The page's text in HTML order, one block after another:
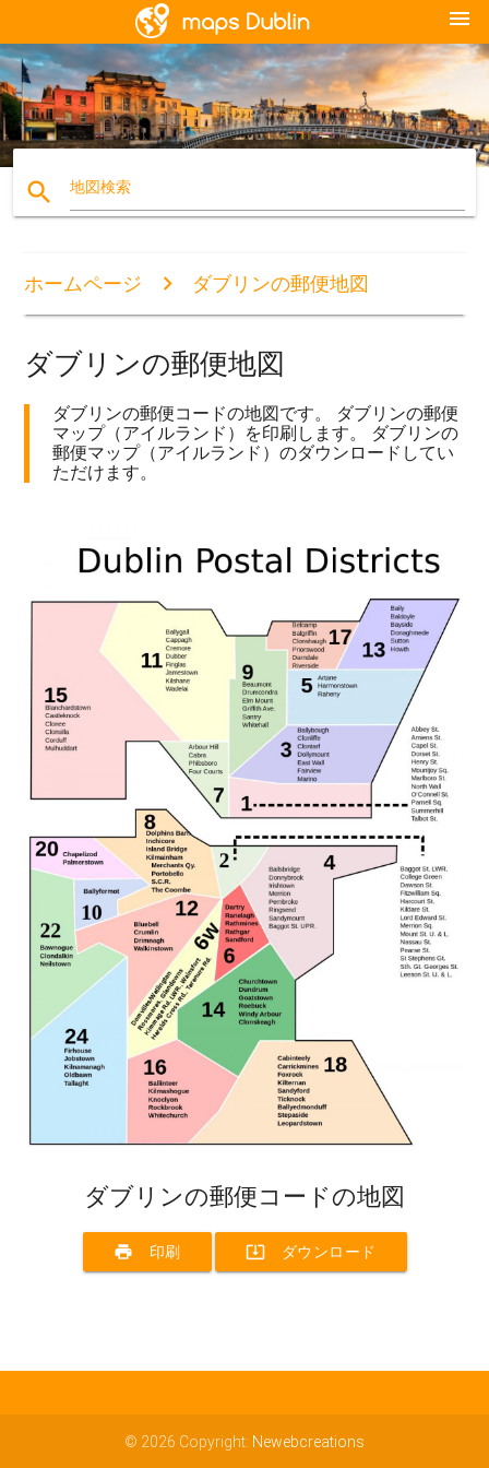
menu
search 地図検索
ホームページ ダブリンの郵便地図
ダブリンの郵便地図
ダブリンの郵便コードの地図です。 ダブリンの郵便
マップ（アイルランド）を印刷します。 ダブリンの
郵便マップ（アイルランド）のダウンロードしてい
ただけます。
ダブリンの郵便コードの地図
print 印刷 system_update_alt ダウンロード
© 2026 Copyright: Newebcreations